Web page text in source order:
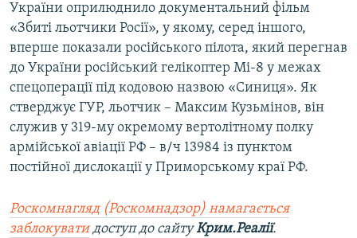
України оприлюднило документальний фільм
«Збиті льотчики Росії», у якому, серед іншого,
вперше показали російського пілота, який перегнав
до України російський гелікоптер Мі-8 у межах
спецоперації під кодовою назвою «Синиця». Як
стверджує ГУР, льотчик – Максим Кузьмінов, він
служив у 319-му окремому вертолітному полку
армійської авіації РФ – в/ч 13984 із пунктом
постійної дислокації у Приморському краї РФ.
Роскомнагляд (Роскомнадзор) намагається
заблокуватидоступ до сайтуКрим.Реалії.